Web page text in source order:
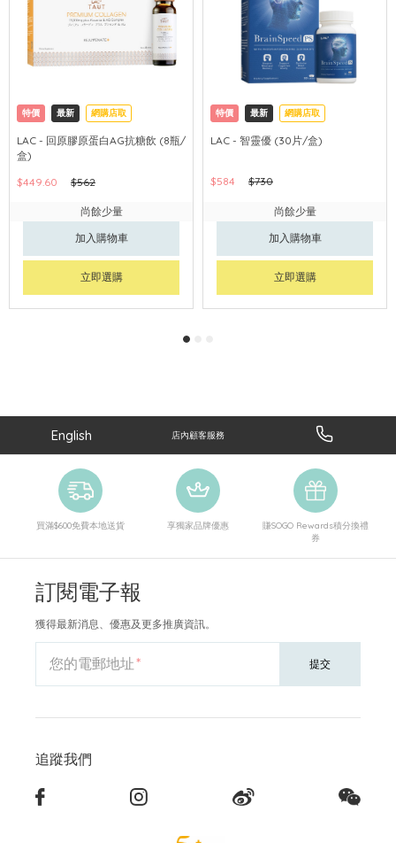
特價 最新 網購店取
LAC - 回原膠原蛋白AG抗糖飲 (8瓶/
盒)
$449.60
$562
尚餘少量
加入購物車
立即選購
特價 最新 網購店取
LAC - 智靈優 (30片/盒)
$584 $730
尚餘少量
加入購物車
立即選購
English 店內顧客服務
買滿$600免費本地送貨 享獨家品牌優惠
賺SOGO Rewards積分換禮
券
訂閱電子報
獲得最新消息、優惠及更多推廣資訊。
您的電郵地址 提交
追蹤我們